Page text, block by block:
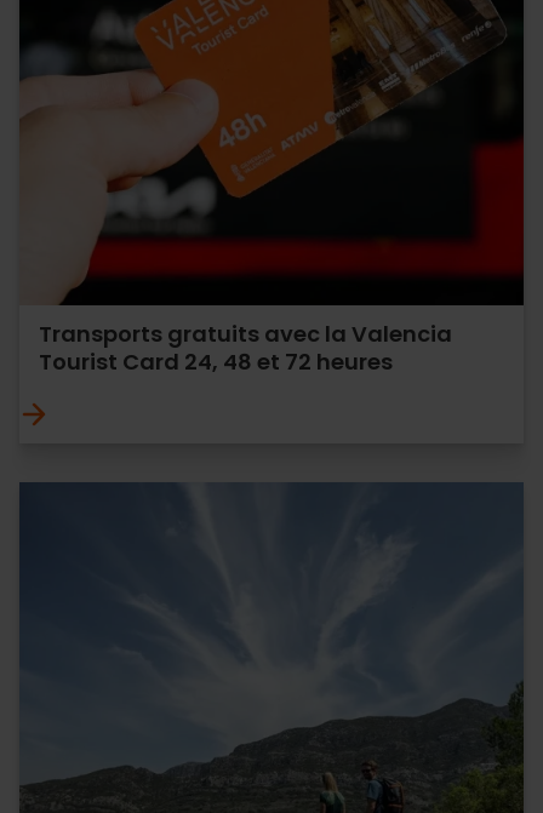
Transports gratuits avec la Valencia
Tourist Card 24, 48 et 72 heures